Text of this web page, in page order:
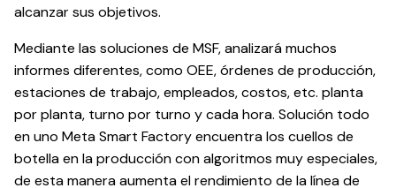
alcanzar sus objetivos.
Mediante las soluciones de MSF, analizará muchos
informes diferentes, como OEE, órdenes de producción,
estaciones de trabajo, empleados, costos, etc. planta
por planta, turno por turno y cada hora. Solución todo
en uno Meta Smart Factory encuentra los cuellos de
botella en la producción con algoritmos muy especiales,
de esta manera aumenta el rendimiento de la línea de